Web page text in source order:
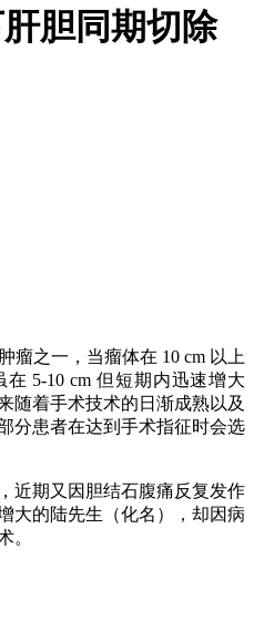
胆同期切除
瘤之一，当瘤体在 10 cm 以上
5-10 cm 但短期内迅速增大
随着手术技术的日渐成熟以及
分患者在达到手术指征时会选
近期又因胆结石腹痛反复发作
大的陆先生（化名），却因病
。